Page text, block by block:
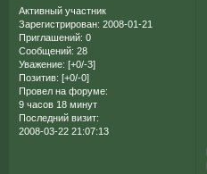
Активный участник
Зарегистрирован: 2008-01-21
Приглашений: 0
Сообщений: 28
Уважение: [+0/-3]
Позитив: [+0/-0]
Провел на форуме:
9 часов 18 минут
Последний визит:
2008-03-22 21:07:13